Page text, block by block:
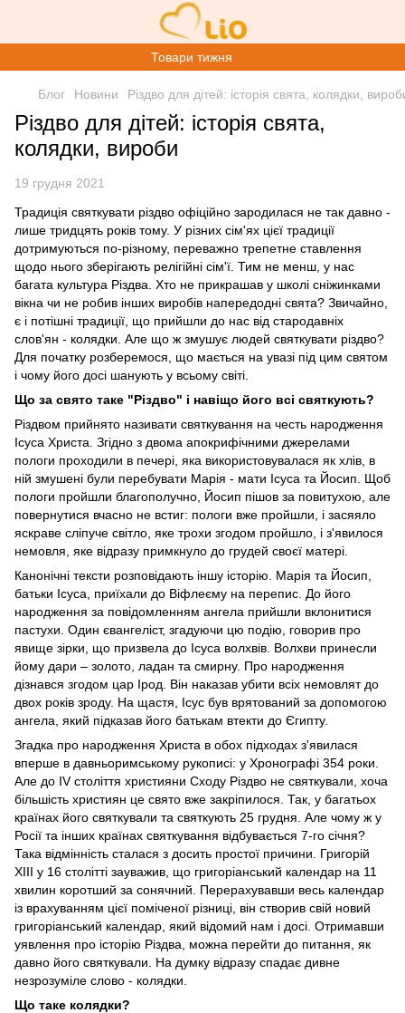
Товари тижня
Блог Новини Різдво для дітей: історія свята, колядки,
Різдво для дітей: історія свята,
колядки, вироби
19 грудня 2021
Традиція святкувати різдво офіційно зародилася не так давно -
лише тридцять років тому. У різних сім'ях цієї традиції
дотримуються по-різному, переважно трепетне ставлення
щодо нього зберігають релігійні сім'ї. Тим не менш, у нас
багата культура Різдва. Хто не прикрашав у школі сніжинками
вікна чи не робив інших виробів напередодні свята? Звичайно,
є і потішні традиції, що прийшли до нас від стародавніх
слов'ян - колядки. Але що ж змушує людей святкувати різдво?
Для початку розберемося, що мається на увазі під цим святом
і чому його досі шанують у всьому світі.
Що за свято таке "Різдво" і навіщо його всі святкують?
Різдвом прийнято називати святкування на честь народження
Ісуса Христа. Згідно з двома апокрифічними джерелами
пологи проходили в печері, яка використовувалася як хлів, в
ній змушені були перебувати Марія - мати Ісуса та Йосип. Щоб
пологи пройшли благополучно, Йосип пішов за повитухою, але
повернутися вчасно не встиг: пологи вже пройшли, і засяяло
яскраве сліпуче світло, яке трохи згодом пройшло, і з'явилося
немовля, яке відразу примкнуло до грудей своєї матері.
Канонічні тексти розповідають іншу історію. Марія та Йосип,
батьки Ісуса, приїхали до Віфлеєму на перепис. До його
народження за повідомленням ангела прийшли вклонитися
пастухи. Один євангеліст, згадуючи цю подію, говорив про
явище зірки, що призвела до Ісуса волхвів. Волхви принесли
йому дари – золото, ладан та смирну. Про народження
дізнався згодом цар Ірод. Він наказав убити всіх немовлят до
двох років зроду. На щастя, Ісус був врятований за допомогою
ангела, який підказав його батькам втекти до Єгипту.
Згадка про народження Христа в обох підходах з'явилася
вперше в давньоримському рукописі: у Хронографі 354 роки.
Але до IV століття християни Сходу Різдво не святкували, хоча
більшість християн це свято вже закріпилося. Так, у багатьох
країнах його святкували та святкують 25 грудня. Але чому ж у
Росії та інших країнах святкування відбувається 7-го січня?
Така відмінність сталася з досить простої причини. Григорій
XIII у 16 ​​столітті зауважив, що григоріанський календар на 11
хвилин коротший за сонячний. Перерахувавши весь календар
із врахуванням цієї поміченої різниці, він створив свій новий
григоріанський календар, який відомий нам і досі. Отримавши
уявлення про історію Різдва, можна перейти до питання, як
давно його святкували. На думку відразу спадає дивне
незрозуміле слово - колядки.
Що таке колядки?